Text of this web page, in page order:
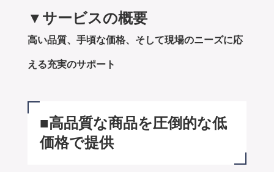
▼サービスの概要
高い品質、手頃な価格、そして現場のニーズに応
える充実のサポート
■高品質な商品を圧倒的な低
価格で提供